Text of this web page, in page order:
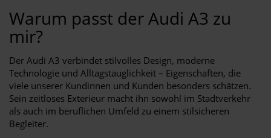
Warum passt der Audi A3 zu
mir?
Der Audi A3 verbindet stilvolles Design, moderne
Technologie und Alltagstauglichkeit – Eigenschaften, die
viele unserer Kundinnen und Kunden besonders schätzen.
Sein zeitloses Exterieur macht ihn sowohl im Stadtverkehr
als auch im beruflichen Umfeld zu einem stilsicheren
Begleiter.